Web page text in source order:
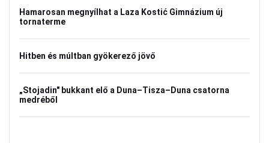
Hamarosan megnyílhat a Laza Kostić Gimnázium új
tornaterme
Hitben és múltban gyökerező jövő
„Stojadin" bukkant elő a Duna–Tisza–Duna csatorna
medréből